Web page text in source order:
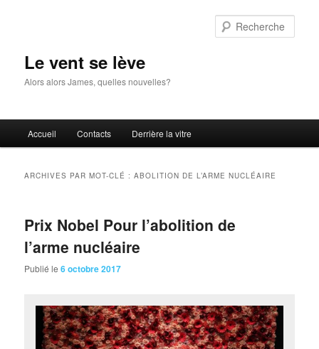
Le vent se lève
Alors alors James, quelles nouvelles?
principal
Accueil Contacts Derrière la vitre
ARCHIVES PAR MOT-CLÉ :ABOLITION DE L’ARME NUCLÉAIRE
Prix Nobel Pour l’abolition de
l’arme nucléaire
Publié le6 octobre 2017